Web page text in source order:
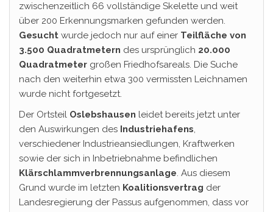
zwischenzeitlich 66 vollständige Skelette und weit
über 200 Erkennungsmarken gefunden werden.
Gesucht wurde jedoch nur auf einer Teilfläche von
3.500 Quadratmetern des ursprünglich 20.000
Quadratmeter großen Friedhofsareals. Die Suche
nach den weiterhin etwa 300 vermissten Leichnamen
wurde nicht fortgesetzt.
Der Ortsteil Oslebshausen leidet bereits jetzt unter
den Auswirkungen des Industriehafens,
verschiedener Industrieansiedlungen, Kraftwerken
sowie der sich in Inbetriebnahme befindlichen
Klärschlammverbrennungsanlage. Aus diesem
Grund wurde im letzten Koalitionsvertrag der
Landesregierung der Passus aufgenommen, dass vor